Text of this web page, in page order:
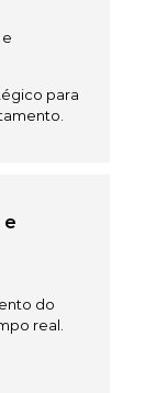
para
do
real.